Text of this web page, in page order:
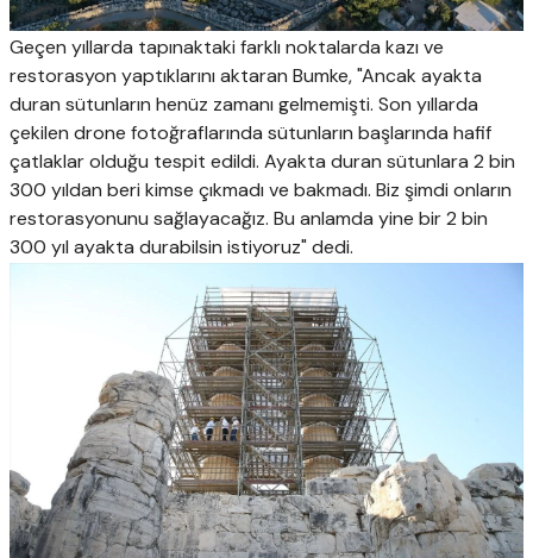
Geçen yıllarda tapınaktaki farklı noktalarda kazı ve
restorasyon yaptıklarını aktaran Bumke, "Ancak ayakta
duran sütunların henüz zamanı gelmemişti. Son yıllarda
çekilen drone fotoğraflarında sütunların başlarında hafif
çatlaklar olduğu tespit edildi. Ayakta duran sütunlara 2 bin
300 yıldan beri kimse çıkmadı ve bakmadı. Biz şimdi onların
restorasyonunu sağlayacağız. Bu anlamda yine bir 2 bin
300 yıl ayakta durabilsin istiyoruz" dedi.